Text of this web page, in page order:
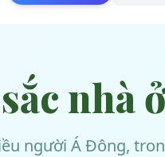
nhà
người Á Đông,